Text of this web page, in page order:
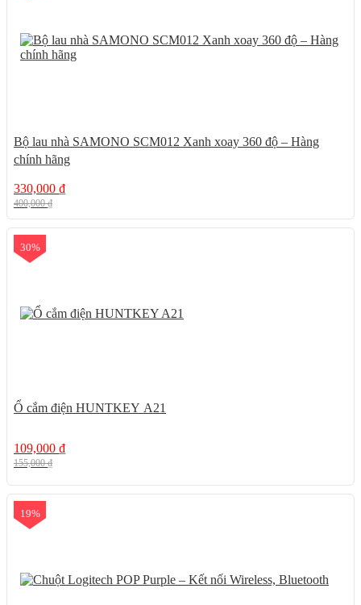
Bộ lau nhà SAMONO SCM012 Xanh xoay 360 độ – Hàng
chính hãng
330,000 ₫
400,000₫
30%
Ổ cắm điện HUNTKEY A21
109,000 ₫
155,000₫
19%